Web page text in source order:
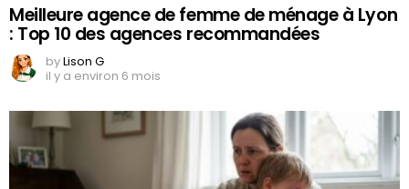
Meilleure agence de femme de ménage à Lyon
: Top 10 des agences recommandées
byLison G
il y a environ 6 mois